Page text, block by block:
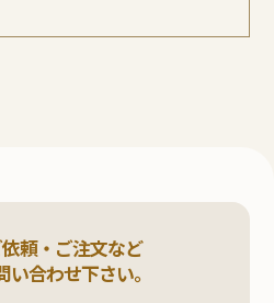
頼・ご注文など
い合わせ下さい。